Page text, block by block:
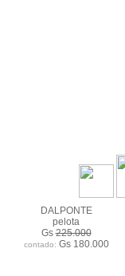
DALPONTE
pelota
Gs225.000
contado: Gs 180.000